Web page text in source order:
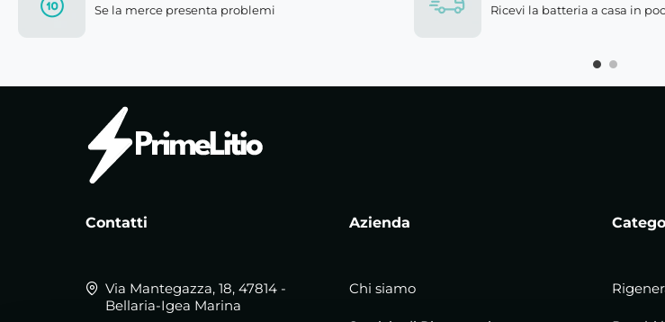
Se la merce presenta problemi Ricevi la batteria a casa in
Contatti
Via Mantegazza, 18, 47814 -
Bellaria-Igea Marina
Azienda
Chi siamo